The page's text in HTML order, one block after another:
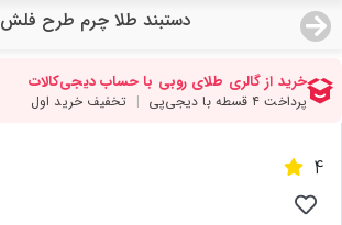
دستبند طلا چرم طرح فلش
منو
صفحه اصلی
دسته بندی محصولات 4